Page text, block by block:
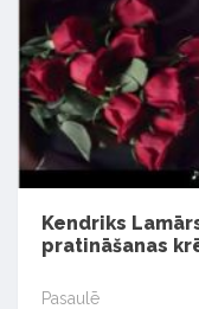
Kendriks
pratināšanas
Pasaulē